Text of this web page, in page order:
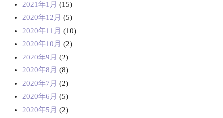
2021年1月 (15)
2020年12月 (5)
2020年11月 (10)
2020年10月 (2)
2020年9月 (2)
2020年8月 (8)
2020年7月 (2)
2020年6月 (5)
2020年5月 (2)